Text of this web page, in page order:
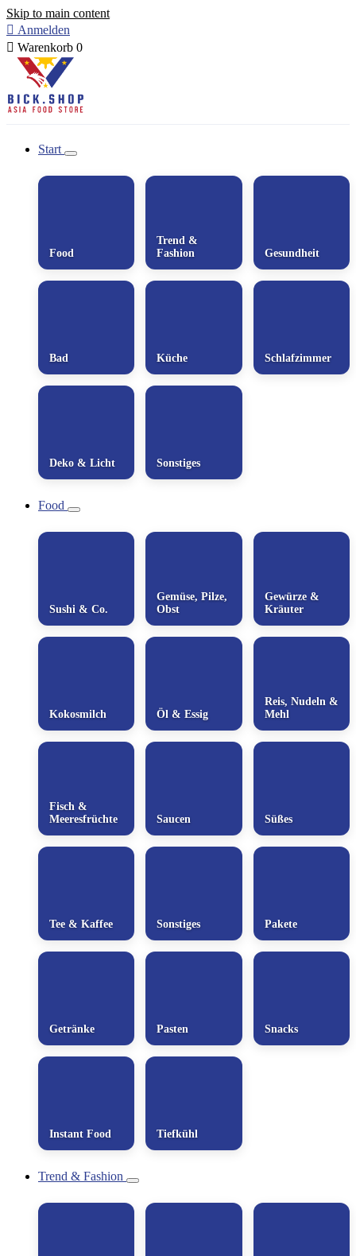
Skip to main content
 Anmelden
 Warenkorb 0
Start
Food
Trend &
Fashion
Gesundheit
Bad Küche Schlafzimmer
Deko & Licht Sonstiges
Food
Sushi & Co.
Gemüse, Pilze,
Obst
Gewürze &
Kräuter
Kokosmilch Öl & Essig
Reis, Nudeln &
Mehl
Fisch &
Meeresfrüchte
Saucen Süßes
Tee & Kaffee Sonstiges Pakete
Getränke Pasten Snacks
Instant Food Tiefkühl
Trend & Fashion